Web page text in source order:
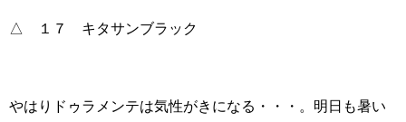
△ １７ キタサンブラック
やはりドゥラメンテは気性がきになる・・・。明日も暑い